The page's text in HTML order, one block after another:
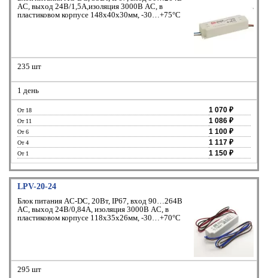
AC, выход 24В/1,5А,изоляция 3000В AC, в
пластиковом корпусе 148х40х30мм, -30…+75°С
235 шт
1 день
От 18 1 070 ₽
От 11 1 086 ₽
От 6 1 100 ₽
От 4 1 117 ₽
От 1 1 150 ₽
LPV-20-24
Блок питания AC-DC, 20Вт, IP67, вход 90…264В
AC, выход 24В/0,84A, изоляция 3000В AC, в
пластиковом корпусе 118х35х26мм, -30…+70°С
295 шт